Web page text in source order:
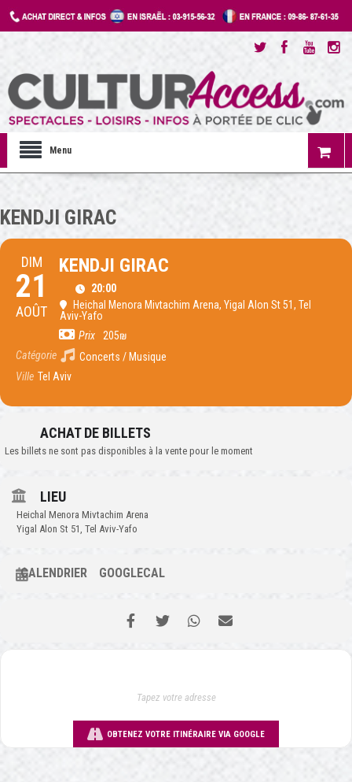
Menu
KENDJI GIRAC
DIM
21
AOÛT
KENDJI GIRAC
20:00
Heichal Menora Mivtachim Arena, Yigal Alon St 51, Tel
Aviv-Yafo
Prix
205₪
Catégorie
Concerts / Musique
Ville Tel Aviv
ACHAT DE BILLETS
Les billets ne sont pas disponibles à la vente pour le moment
LIEU
Heichal Menora Mivtachim Arena
Yigal Alon St 51, Tel Aviv-Yafo
CALENDRIER GOOGLECAL
OBTENEZ VOTRE ITINÉRAIRE VIA GOOGLE